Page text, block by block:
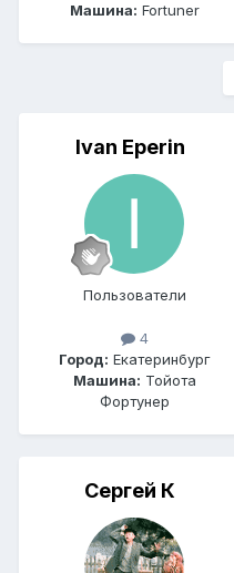
Машина: Fortuner
Ivan Eperin
Пользователи
4
Город: Екатеринбург
Машина: Тойота
Фортунер
Сергей К